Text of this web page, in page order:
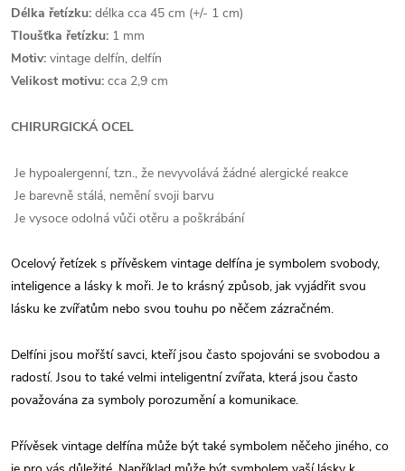
Délka řetízku: délka cca 45 cm (+/- 1 cm)
Tloušťka řetízku: 1 mm
Motiv: vintage delfín, delfín
Velikost motivu: cca 2,9 cm
CHIRURGICKÁ OCEL
Je hypoalergenní, tzn., že nevyvolává žádné alergické reakce
Je barevně stálá, nemění svoji barvu
Je vysoce odolná vůči otěru a poškrábání
Ocelový řetízek s přívěskem vintage delfína je symbolem svobody,
inteligence a lásky k moři. Je to krásný způsob, jak vyjádřit svou
lásku ke zvířatům nebo svou touhu po něčem zázračném.
Delfíni jsou mořští savci, kteří jsou často spojováni se svobodou a
radostí. Jsou to také velmi inteligentní zvířata, která jsou často
považována za symboly porozumění a komunikace.
Přívěsek vintage delfína může být také symbolem něčeho jiného, co